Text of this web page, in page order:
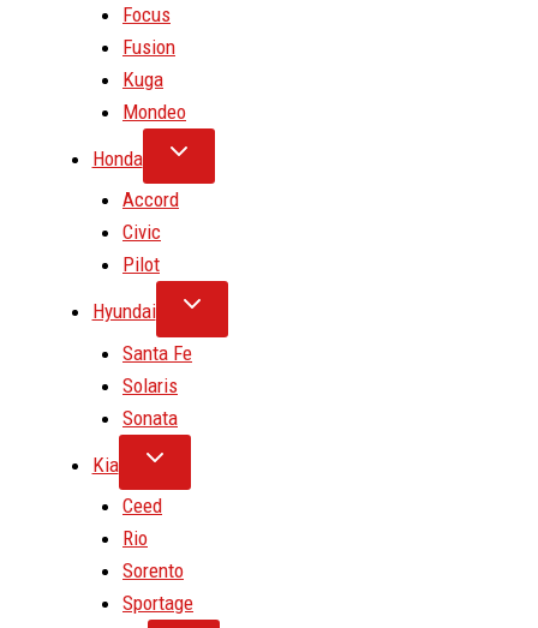
Focus
Fusion
Kuga
Mondeo
Honda
Accord
Civic
Pilot
Hyundai
Santa Fe
Solaris
Sonata
Kia
Ceed
Rio
Sorento
Sportage